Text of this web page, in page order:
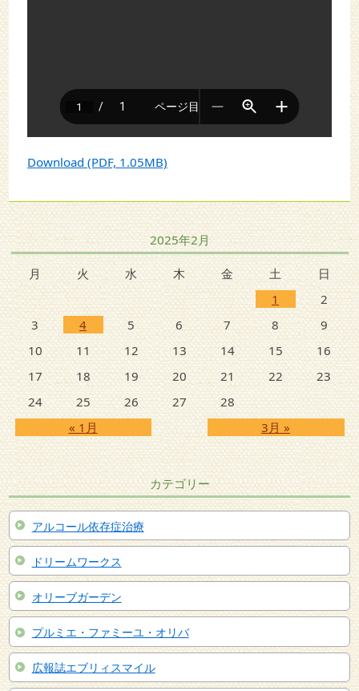
Download (PDF, 1.05MB)
2025年2月
月 火 水 木 金 土 日
« 1月 3月 »
1
2
3
4 5 6 7 8
9
10
11 12 13 14 15
16
17
18 19 20 21 22
23
24
25 26 27 28
カテゴリー
アルコール依存症治療
ドリームワークス
オリーブガーデン
プルミエ・ファミーユ・オリバ
広報誌エブリィスマイル